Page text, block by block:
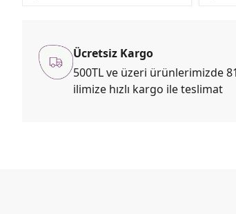
Ücretsiz Kargo
500TL ve üzeri ürünlerimizde 81
ilimize hızlı kargo ile teslimat